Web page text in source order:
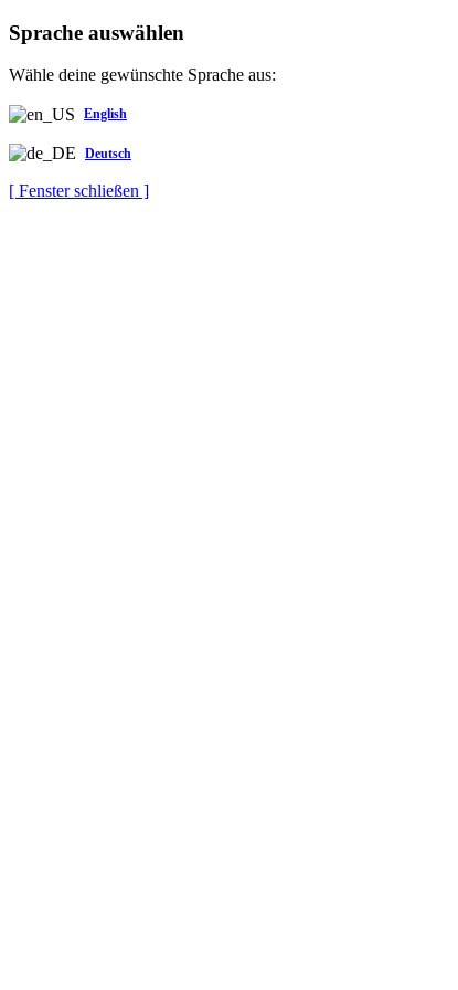
Sprache auswählen
Wähle deine gewünschte Sprache aus:
English
Deutsch
[ Fenster schließen ]